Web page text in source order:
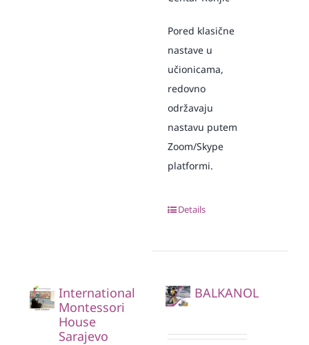
Pored klasične
nastave u
učionicama,
redovno
održavaju
nastavu putem
Zoom/Skype
platformi.
Details
International
Montessori
House
Sarajevo
BALKANOL